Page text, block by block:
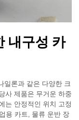
내구성 카
일론과 같은 다양한 크
사 제품은 무거운 하중
는 안정적인 위치 고정
용 카트, 물류 운반 장